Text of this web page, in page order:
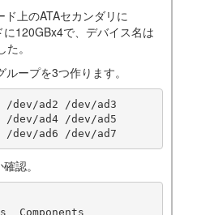
上のATAセカンダリに
120GBx4で、デバイス名は
。
ープを3つ作ります。
dev/ad2 /dev/ad3
dev/ad4 /dev/ad5
dev/ad6 /dev/ad7
認。
Components